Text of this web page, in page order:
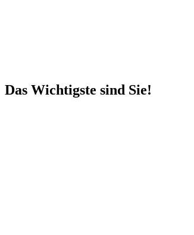
Das Wichtigste sind Sie!